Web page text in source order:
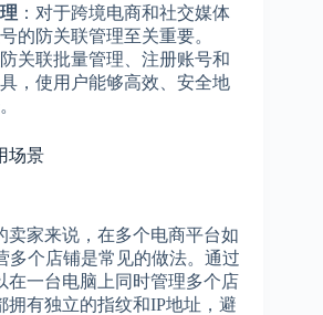
：对于跨境电商和社交媒体
的防关联管理至关重要。
关联批量管理、注册账号和
，使用户能够高效、安全地
场景
卖家来说，在多个电商平台如
多个店铺是常见的做法。通过
在一台电脑上同时管理多个店
拥有独立的指纹和IP地址，避